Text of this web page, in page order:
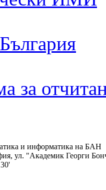
за
и информатика на БАН
ул. "Академик Георги